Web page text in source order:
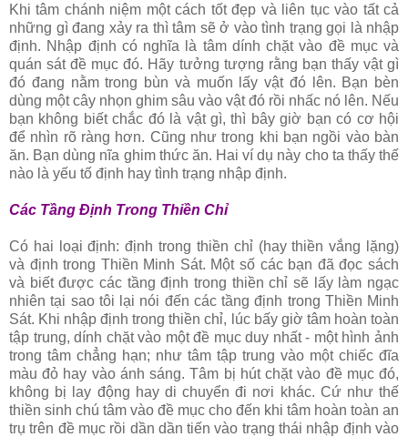
Khi tâm chánh niệm một cách tốt đẹp và liên tục vào tất cả
những gì đang xảy ra thì tâm sẽ ở vào tình trạng gọi là nhập
định. Nhập định có nghĩa là tâm dính chặt vào đề mục và
quán sát đề mục đó. Hãy tưởng tượng rằng bạn thấy vật gì
đó đang nằm trong bùn và muốn lấy vật đó lên. Bạn bèn
dùng một cây nhọn ghim sâu vào vật đó rồi nhấc nó lên. Nếu
bạn không biết chắc đó là vật gì, thì bây giờ bạn có cơ hội
để nhìn rõ ràng hơn. Cũng như trong khi bạn ngồi vào bàn
ăn. Bạn dùng nĩa ghim thức ăn. Hai ví dụ này cho ta thấy thế
nào là yếu tố định hay tình trạng nhập định.
Các Tầng Ðịnh Trong Thiền Chỉ
Có hai loại định: định trong thiền chỉ (hay thiền vắng lặng)
và định trong Thiền Minh Sát. Một số các bạn đã đọc sách
và biết được các tầng định trong thiền chỉ sẽ lấy làm ngạc
nhiên tại sao tôi lại nói đến các tầng định trong Thiền Minh
Sát. Khi nhập định trong thiền chỉ, lúc bấy giờ tâm hoàn toàn
tập trung, dính chặt vào một đề mục duy nhất - một hình ảnh
trong tâm chẳng hạn; như tâm tập trung vào một chiếc đĩa
màu đỏ hay vào ánh sáng. Tâm bị hút chặt vào đề mục đó,
không bị lay động hay di chuyển đi nơi khác. Cứ như thế
thiền sinh chú tâm vào đề mục cho đến khi tâm hoàn toàn an
trụ trên đề mục rồi dần dần tiến vào trạng thái nhập định vào